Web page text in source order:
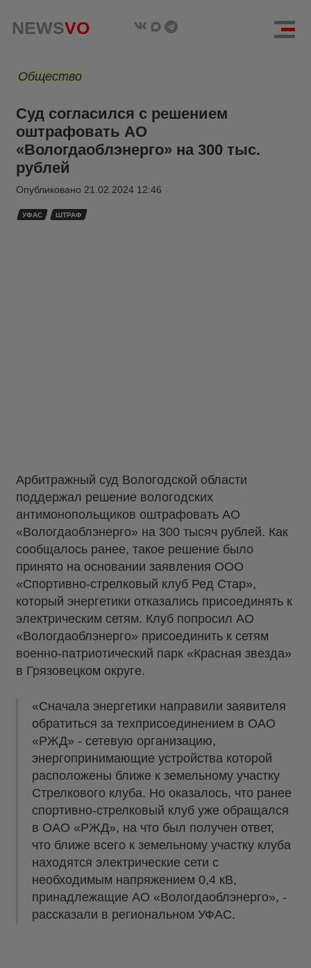
NEWSVO
Общество
Суд согласился с решением
оштрафовать АО
«Вологдаоблэнерго» на 300 тыс.
рублей
Опубликовано 21.02.2024 12:46
УФАС ШТРАФ
Арбитражный суд Вологодской области
поддержал решение вологодских
антимонопольщиков оштрафовать АО
«Вологдаоблэнерго» на 300 тысяч рублей. Как
сообщалось ранее, такое решение было
принято на основании заявления ООО
«Спортивно-стрелковый клуб Ред Стар»,
который энергетики отказались присоединять к
электрическим сетям. Клуб попросил АО
«Вологдаоблэнерго» присоединить к сетям
военно-патриотический парк «Красная звезда»
в Грязовецком округе.
«Сначала энергетики направили заявителя
обратиться за техприсоединением в ОАО
«РЖД» - сетевую организацию,
энергопринимающие устройства которой
расположены ближе к земельному участку
Стрелкового клуба. Но оказалось, что ранее
спортивно-стрелковый клуб уже обращался
в ОАО «РЖД», на что был получен ответ,
что ближе всего к земельному участку клуба
находятся электрические сети с
необходимым напряжением 0,4 кВ,
принадлежащие АО «Вологдаоблэнерго», -
рассказали в региональном УФАС.